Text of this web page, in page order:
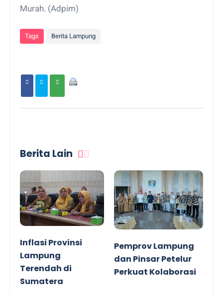
Murah. (Adpim)
Tags Berita Lampung
Berita Lain
Inflasi Provinsi
Lampung
Terendah di
Sumatera
Pemprov Lampung
dan Pinsar Petelur
Perkuat Kolaborasi